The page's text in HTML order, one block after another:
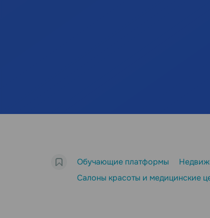
Обучающие платформы
Салоны красоты и медицинские